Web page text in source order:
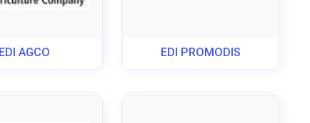
EDI AGCO EDI PROMODIS